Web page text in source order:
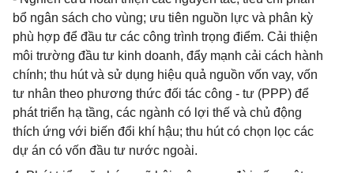
bổ ngân sách cho vùng; ưu tiên nguồn lực và phân kỳ
phù hợp để đầu tư các công trình trọng điểm. Cải thiện
môi trường đầu tư kinh doanh, đẩy mạnh cải cách hành
chính; thu hút và sử dụng hiệu quả nguồn vốn vay, vốn
tư nhân theo phương thức đối tác công - tư (PPP) để
phát triển hạ tầng, các ngành có lợi thế và chủ động
thích ứng với biến đổi khí hậu; thu hút có chọn lọc các
dự án có vốn đầu tư nước ngoài.